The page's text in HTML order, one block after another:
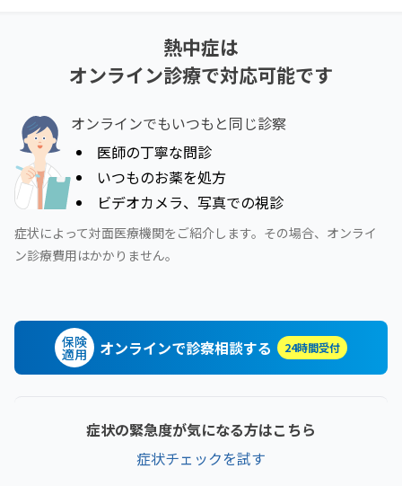
熱中症は
オンライン診療で対応可能です
オンラインでもいつもと同じ診察
医師の丁寧な問診
いつものお薬を処方
ビデオカメラ、写真での視診
症状によって対面医療機関をご紹介します。その場合、オンライ
ン診療費用はかかりません。
保険
適用 オンラインで診察相談する 24時間受付
症状の緊急度が気になる方はこちら
症状チェックを試す